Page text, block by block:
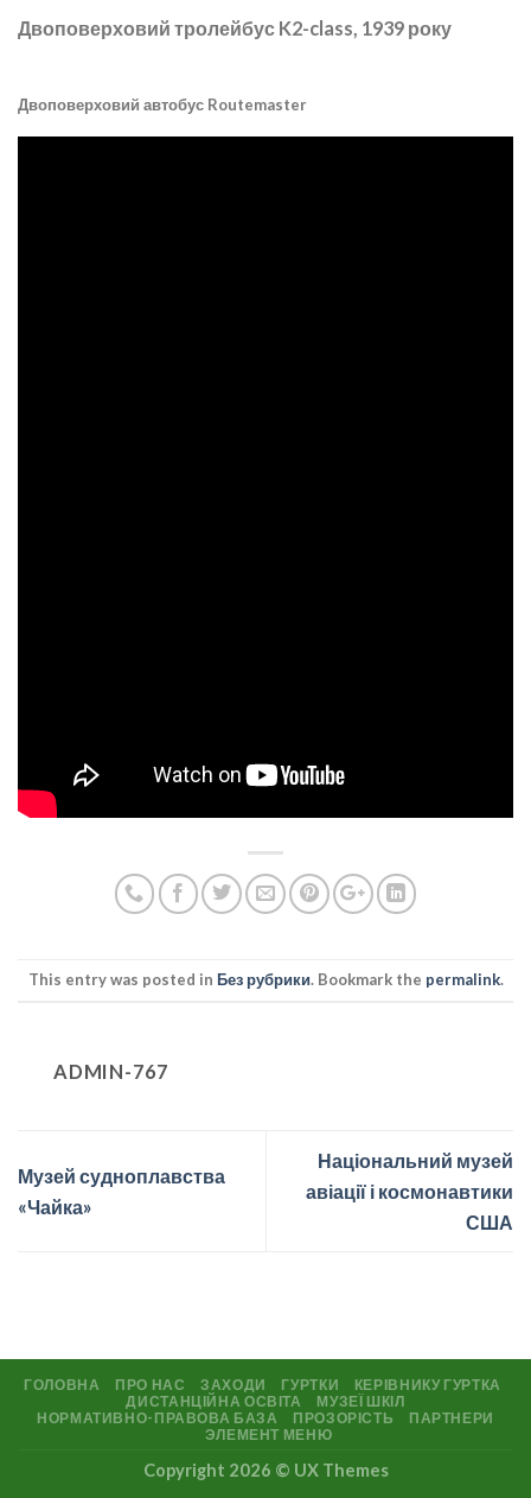
Двоповерховий тролейбус K2-class, 1939 року
Двоповерховий автобус Routemaster
This entry was posted in Без рубрики. Bookmark the permalink.
ADMIN-767
Музей судноплавства
«Чайка»
Національний музей
авіації і космонавтики
США
ГОЛОВНА ПРО НАС ЗАХОДИ ГУРТКИ
КЕРІВНИКУ ГУРТКА
ДИСТАНЦІЙНА ОСВІТА
МУЗЕЇ ШКІЛ
НОРМАТИВНО-ПРАВОВА БАЗА
ПРОЗОРІСТЬ
ПАРТНЕРИ
ЭЛЕМЕНТ МЕНЮ
Copyright 2026 © UX Themes